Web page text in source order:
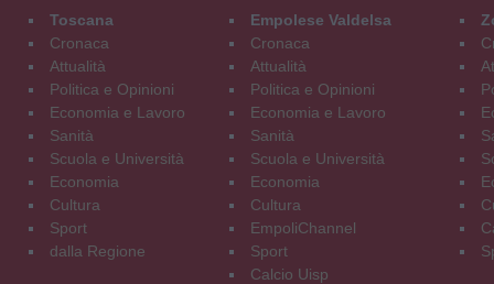
Toscana
Cronaca
Attualità
Politica e Opinioni
Economia e Lavoro
Sanità
Scuola e Università
Economia
Cultura
Sport
dalla Regione
Empolese Valdelsa
Cronaca
Attualità
Politica e Opinioni
Economia e Lavoro
Sanità
Scuola e Università
Economia
Cultura
EmpoliChannel
Sport
Calcio Uisp